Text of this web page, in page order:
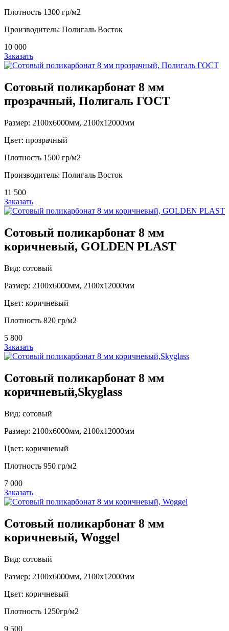
Плотность 1300 гр/м2
Производитель: Полигаль Восток
10 000
Заказать
Сотовый поликарбонат 8 мм
прозрачный, Полигаль ГОСТ
Размер: 2100х6000мм, 2100х12000мм
Цвет: прозрачный
Плотность 1500 гр/м2
Производитель: Полигаль Восток
11 500
Заказать
Сотовый поликарбонат 8 мм
коричневый, GOLDEN PLAST
Вид: сотовый
Размер: 2100х6000мм, 2100х12000мм
Цвет: коричневый
Плотность 820 гр/м2
5 800
Заказать
Сотовый поликарбонат 8 мм
коричневый,Skyglass
Вид: сотовый
Размер: 2100х6000мм, 2100х12000мм
Цвет: коричневый
Плотность 950 гр/м2
7 000
Заказать
Сотовый поликарбонат 8 мм
коричневый, Woggel
Вид: сотовый
Размер: 2100х6000мм, 2100х12000мм
Цвет: коричневый
Плотность 1250гр/м2
9 500